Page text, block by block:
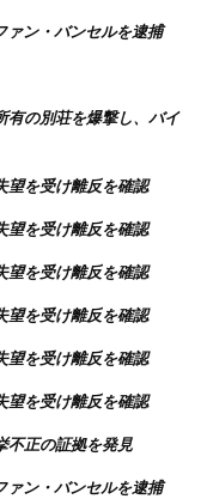
ァン・バンセルを逮捕
有の別荘を爆撃し、バイ
望を受け離反を確認
望を受け離反を確認
望を受け離反を確認
望を受け離反を確認
望を受け離反を確認
望を受け離反を確認
不正の証拠を発見
ァン・バンセルを逮捕